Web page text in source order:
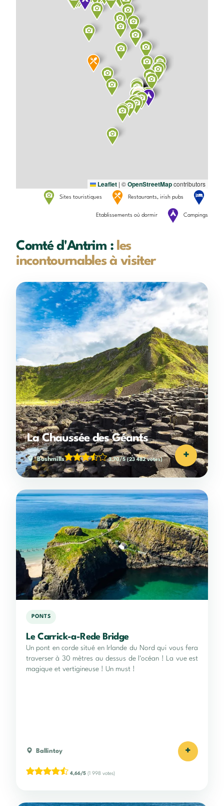
Leaflet | ©OpenStreetMapcontributors
Sites touristiques Restaurants, irish pubs
Etablissements où dormir Campings
Comté d'Antrim : les
incontournables à visiter
La Chaussée des Géants
Bushmills 3,70/5 (23 482 votes) +
PONTS
Le Carrick-a-Rede Bridge
Un pont en corde situé en Irlande du Nord qui vous fera
traverser à 30 mètres au dessus de l'océan ! La vue est
magique et vertigineuse ! Un must !
Ballintoy +
4,66/5 (1 998 votes)